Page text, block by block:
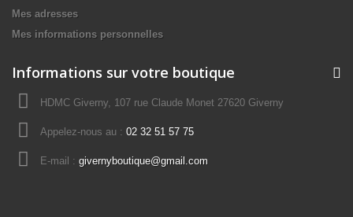
Mes adresses
Mes informations personnelles
Informations sur votre boutique
HDMC Giverny, 107 rue Claude Monet 27620 Giverny
Appelez-nous au : 02 32 51 57 75
E-mail : givernyboutique@gmail.com